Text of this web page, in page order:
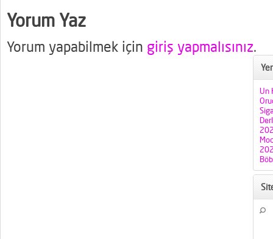
Yorum Yaz
Yorum yapabilmek için giriş yapmalısınız.
Un